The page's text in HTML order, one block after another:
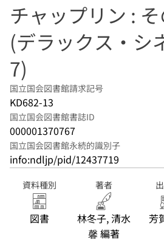
チャップリン :
(デラックス・シ
7)
国立国会図書館請求記号
KD682-13
国立国会図書館書誌ID
000001370767
国立国会図書館永続的識別子
info:ndljp/pid/12437719
資料種別
図書
著者
林冬子, 清水
馨 編著
芳